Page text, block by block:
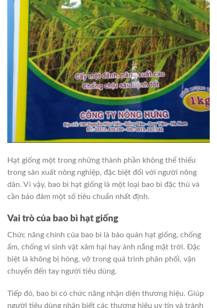
Hạt giống một trong những thành phần không thể thiếu
trong sản xuất nông nghiệp, đặc biệt đối với người nông
dân. Vì vậy, bao bì hạt giống là một loại bao bì đặc thù và
cần bảo đảm một số tiêu chuẩn nhất định.
Vai trò của bao bì hạt giống
Chức năng chính của bao bì là bảo quản hạt giống, chống
ẩm, chống vi sinh vật xâm hại hay ánh nắng mặt trời. Đặc
biệt là không bị hỏng, vỡ trong quá trình phân phối, vận
chuyển đến tay người tiêu dùng.
Tiếp đó, bao bì có chức năng nhận diện thương hiệu. Giúp
người tiêu dùng nhận biết các thương hiệu uy tín và tránh